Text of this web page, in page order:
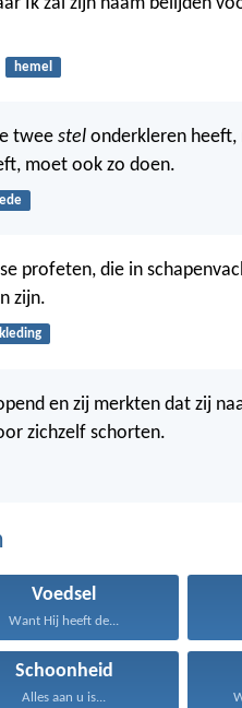
hemel
twee stel onderkleren
moet ook zo doen.
profeten, die in
zijn.
kleding
en zij merkten dat zij
zichzelf schorten.
Voedsel
Want Hij heeft de...
Schoonheid
Alles aan u is...